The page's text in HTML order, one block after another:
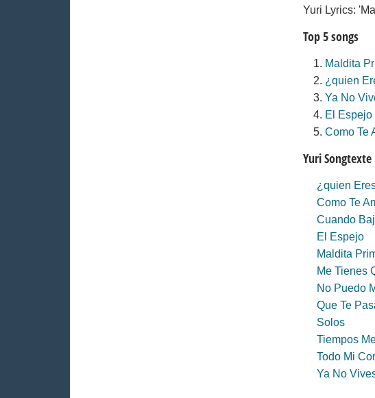
Yuri Lyrics:
Top 5 songs
Maldita
¿quien
Ya No
El Espejo
Como Te
Yuri Songtexte
¿quien
Como Te
Cuando
El Espejo
Maldita
Me Tienes
No Puedo
Que Te
Solos
Tiempos
Todo Mi
Ya No